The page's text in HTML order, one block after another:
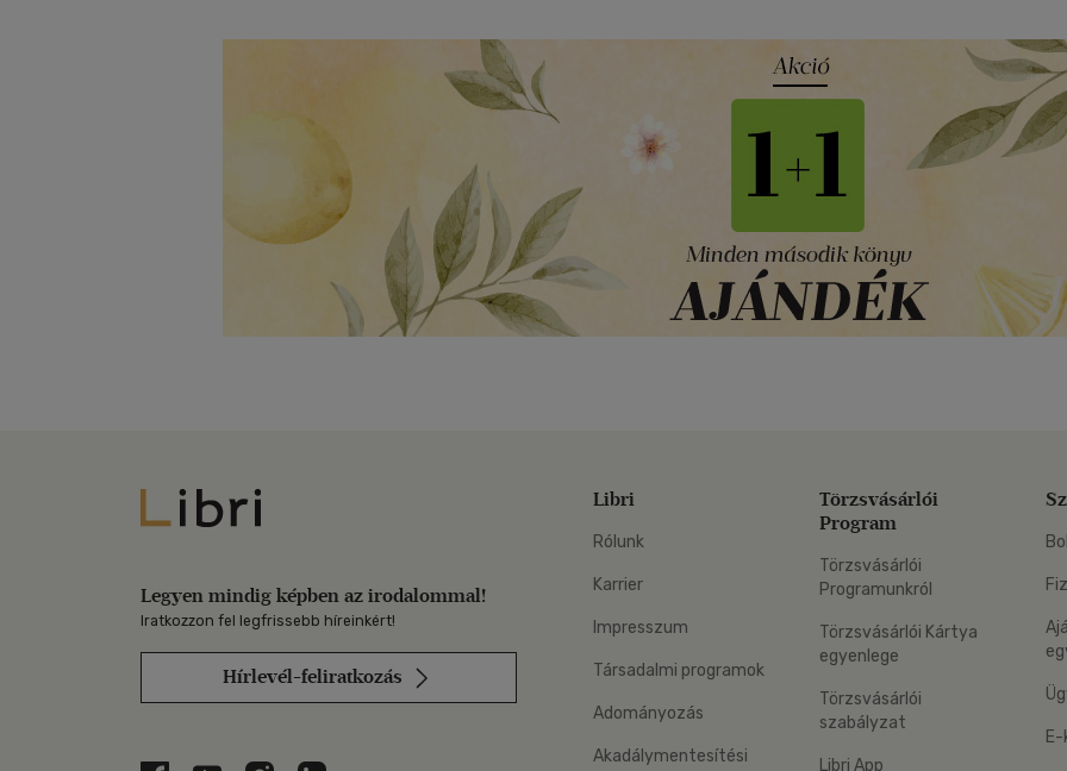
Libri
Legyen mindig képben az irodalommal!
Iratkozzon fel legfrissebb híreinkért!
Hírlevél-feliratkozás
Libri
Rólunk
Karrier
Impresszum
Társadalmi programok
Adományozás
Akadálymentesítési
Törzsvásárlói
Program
Törzsvásárlói
Programunkról
Törzsvásárlói Kártya
egyenlege
Törzsvásárlói
szabályzat
Libri App